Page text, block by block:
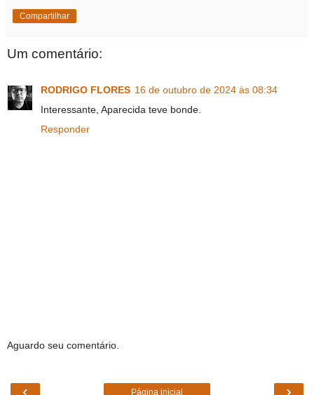
Compartilhar
Um comentário:
RODRIGO FLORES 16 de outubro de 2024 às 08:34
Interessante, Aparecida teve bonde.
Responder
Aguardo seu comentário.
‹ ›
Página inicial